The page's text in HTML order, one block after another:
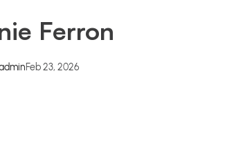
colaboraciones desde la aplicación.
Ferron
Feb 23, 2026